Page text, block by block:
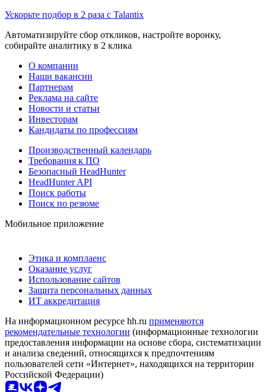
Ускорьте подбор в 2 раза с Talantix
Автоматизируйте сбор откликов, настройте воронку,
собирайте аналитику в 2 клика
О компании
Наши вакансии
Партнерам
Реклама на сайте
Новости и статьи
Инвесторам
Кандидаты по профессиям
Производственный календарь
Требования к ПО
Безопасный HeadHunter
HeadHunter API
Поиск работы
Поиск по резюме
Мобильное приложение
Этика и комплаенс
Оказание услуг
Использование сайтов
Защита персональных данных
ИТ аккредитация
На информационном ресурсе hh.ru применяются
рекомендательные технологии (информационные технологии
предоставления информации на основе сбора, систематизации
и анализа сведений, относящихся к предпочтениям
пользователей сети «Интернет», находящихся на территории
Российской Федерации)